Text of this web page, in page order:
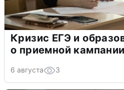
Кризис ЕГЭ и
о приемной кампании
6 августа 3